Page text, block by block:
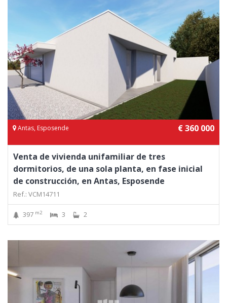
Antas, Esposende € 360 000
Venta de vivienda unifamiliar de tres
dormitorios, de una sola planta, en fase inicial
de construcción, en Antas, Esposende
Ref.: VCM14711
397 m2 3 2